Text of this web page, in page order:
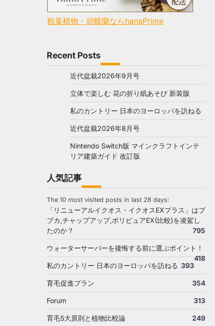
観葉植物・胡蝶蘭ならhanaPrime
Recent Posts
近代盆栽2026年9月号
立体で楽しむ 花の折り紙あそび 新装版
私のカントリー 日本のヨーロッパを訪ねる
近代盆栽2026年8月号
Nintendo Switch版 マインクラフトインテ
リア建築ガイド 改訂版
人気記事
The 10 most visited posts in last 28 days:
「リニューアルイクオス・イクオスEXプラス」はブ
ブカ,チャップアップ,ポリピュアEX(比較)を凌駕し
たのか？
795
ウォーターサーバーを後悔する前に選ぶポイント！
418
私のカントリー 日本のヨーロッパを訪ねる 393
育毛促進プラン 354
Forum 313
育毛5大原則と植物比較論 249